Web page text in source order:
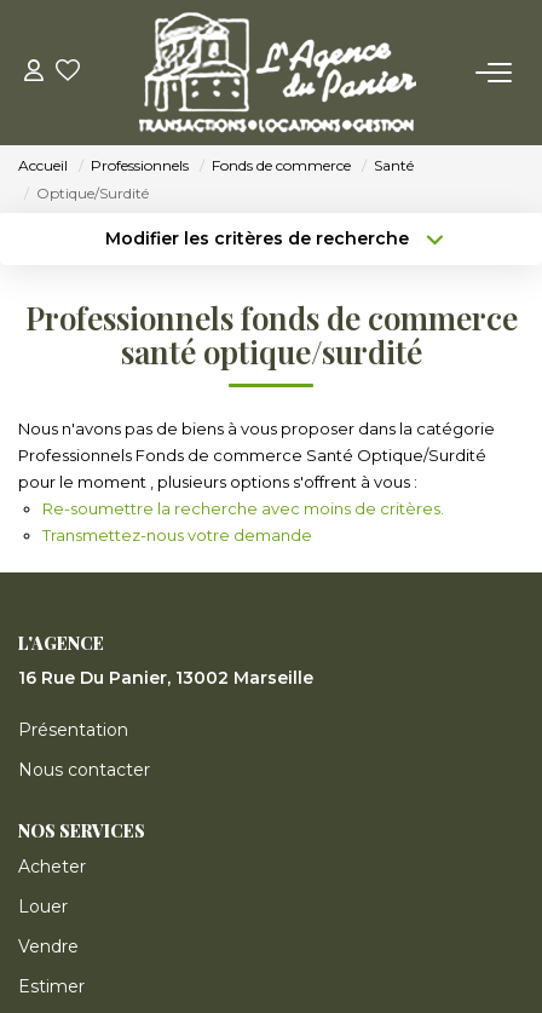
ACHETER
LOUER
Louer
VENDRE
Accueil Professionnels Fonds de commerce
Santé
Optique/Surdité
Modifier les critères de recherche
Sélectionnez...
Type de bien
Surface min
Créer une alerte
Professionnels fonds de commerce
santé optique/surdité
Nous n'avons pas de biens à vous proposer dans la catégorie
Professionnels Fonds de commerce Santé Optique/Surdité
pour le moment , plusieurs options s'offrent à vous :
Re-soumettre la recherche avec moins de critères.
Transmettez-nous votre demande
L'AGENCE
16 Rue Du Panier, 13002 Marseille
Présentation
Nous contacter
NOS SERVICES
Acheter
Louer
Vendre
Estimer